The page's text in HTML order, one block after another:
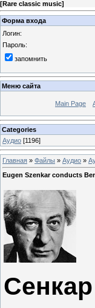
[Rare classic music]
Форма входа
Логин:
Пароль:
запомнить
Меню сайта
Main Page
Categories
Аудио [1196]
Главная » Файлы » Аудио »
Eugen Szenkar conducts